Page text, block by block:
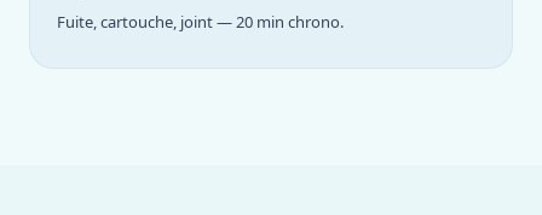
Fuite, cartouche, joint — 20 min chrono.